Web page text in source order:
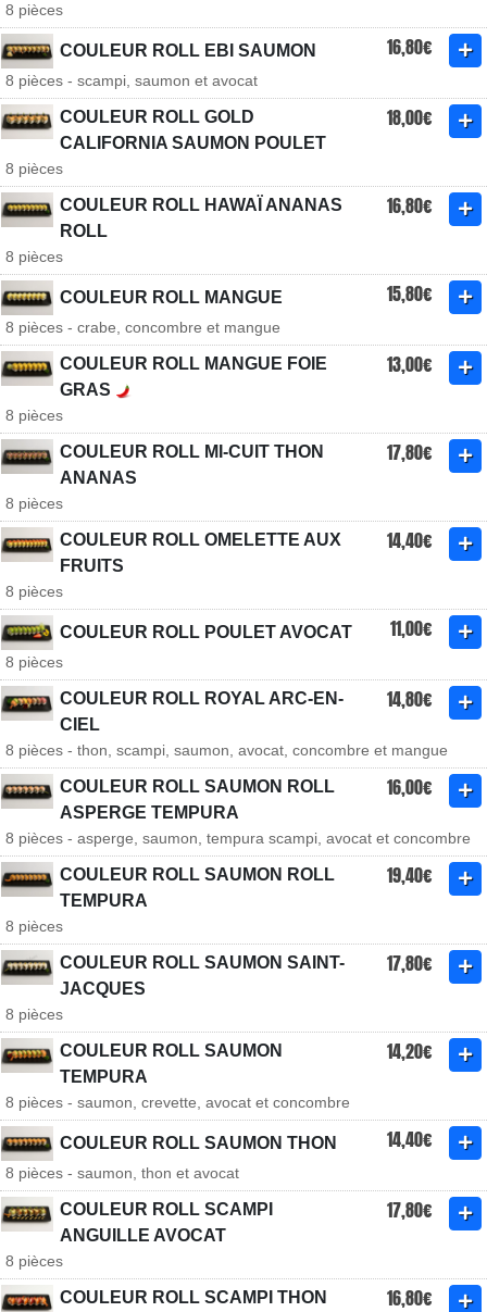
8 pièces
COULEUR ROLL EBI SAUMON 16,80€
8 pièces - scampi, saumon et avocat
COULEUR ROLL GOLD
CALIFORNIA SAUMON POULET
18,00€
8 pièces
COULEUR ROLL HAWAÏ ANANAS
ROLL
16,80€
8 pièces
COULEUR ROLL MANGUE 15,80€
8 pièces - crabe, concombre et mangue
COULEUR ROLL MANGUE FOIE
GRAS
13,00€
8 pièces
COULEUR ROLL MI-CUIT THON
ANANAS
17,80€
8 pièces
COULEUR ROLL OMELETTE AUX
FRUITS
14,40€
8 pièces
COULEUR ROLL POULET AVOCAT 11,00€
8 pièces
COULEUR ROLL ROYAL ARC-EN-
CIEL
14,80€
8 pièces - thon, scampi, saumon, avocat, concombre et mangue
COULEUR ROLL SAUMON ROLL
ASPERGE TEMPURA
16,00€
8 pièces - asperge, saumon, tempura scampi, avocat et concombre
COULEUR ROLL SAUMON ROLL
TEMPURA
19,40€
8 pièces
COULEUR ROLL SAUMON SAINT-
JACQUES
17,80€
8 pièces
COULEUR ROLL SAUMON
TEMPURA
14,20€
8 pièces - saumon, crevette, avocat et concombre
COULEUR ROLL SAUMON THON 14,40€
8 pièces - saumon, thon et avocat
COULEUR ROLL SCAMPI
ANGUILLE AVOCAT
17,80€
8 pièces
COULEUR ROLL SCAMPI THON
16,80€